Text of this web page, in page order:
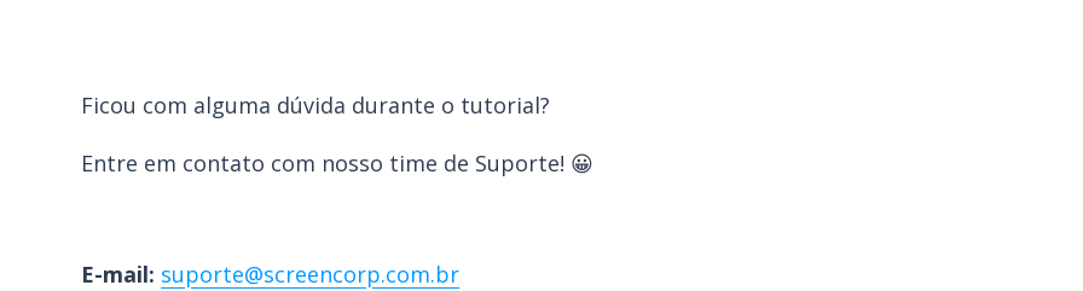
Ficou com alguma dúvida durante o tutorial?
Entre em contato com nosso time de Suporte! 😀
E-mail: suporte@screencorp.com.br